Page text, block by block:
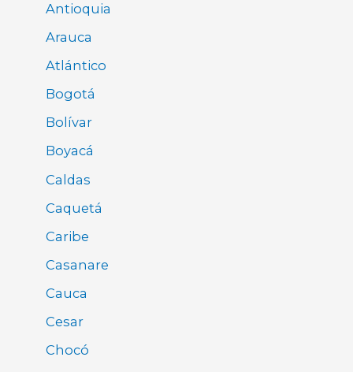
Antioquia
Arauca
Atlántico
Bogotá
Bolívar
Boyacá
Caldas
Caquetá
Caribe
Casanare
Cauca
Cesar
Chocó